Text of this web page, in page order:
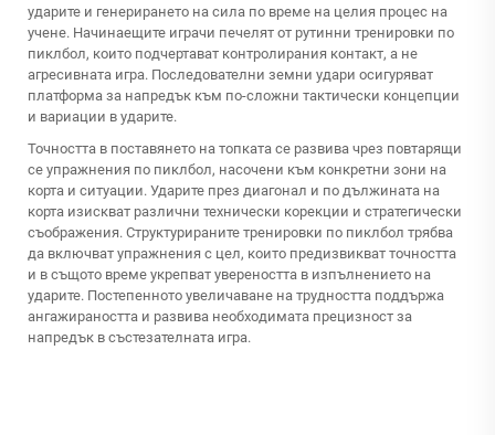
ударите и генерирането на сила по време на целия процес на
учене. Начинаещите играчи печелят от рутинни тренировки по
пиклбол, които подчертават контролирания контакт, а не
агресивната игра. Последователни земни удари осигуряват
платформа за напредък към по-сложни тактически концепции
и вариации в ударите.
Точността в поставянето на топката се развива чрез повтарящи
се упражнения по пиклбол, насочени към конкретни зони на
корта и ситуации. Ударите през диагонал и по дължината на
корта изискват различни технически корекции и стратегически
съображения. Структурираните тренировки по пиклбол трябва
да включват упражнения с цел, които предизвикват точността
и в същото време укрепват увереността в изпълнението на
ударите. Постепенното увеличаване на трудността поддържа
ангажираността и развива необходимата прецизност за
напредък в състезателната игра.